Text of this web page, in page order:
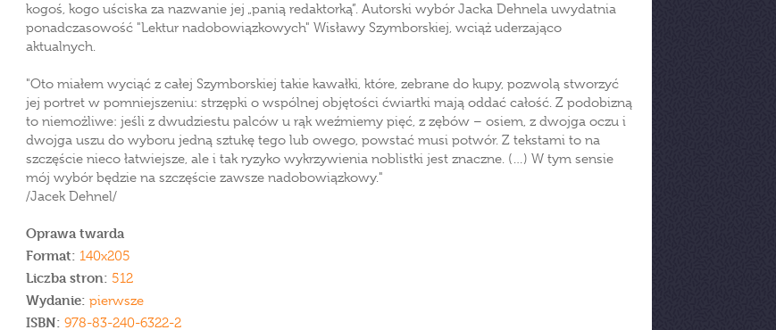
kogoś, kogo uściska za nazwanie jej „panią redaktorką”. Autorski wybór Jacka Dehnela uwydatnia
ponadczasowość "Lektur nadobowiązkowych" Wisławy Szymborskiej, wciąż uderzająco
aktualnych.
"Oto miałem wyciąć z całej Szymborskiej takie kawałki, które, zebrane do kupy, pozwolą stworzyć
jej portret w pomniejszeniu: strzępki o wspólnej objętości ćwiartki mają oddać całość. Z podobizną
to niemożliwe: jeśli z dwudziestu palców u rąk weźmiemy pięć, z zębów – osiem, z dwojga oczu i
dwojga uszu do wyboru jedną sztukę tego lub owego, powstać musi potwór. Z tekstami to na
szczęście nieco łatwiejsze, ale i tak ryzyko wykrzywienia noblistki jest znaczne. (…) W tym sensie
mój wybór będzie na szczęście zawsze nadobowiązkowy."
/Jacek Dehnel/
Oprawa twarda
Format: 140x205
Liczba stron: 512
Wydanie: pierwsze
ISBN: 978-83-240-6322-2